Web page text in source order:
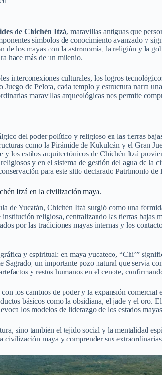
de Chichén Itzá, maravillas antiguas que
símbolos de conocimiento avanzado y
de los mayas con la astronomía, la religión y la
hace más de un milenio.
interconexiones culturales, los logros
Juego de Pelota, cada templo y estructura narra
maravillas arqueológicas nos permite
del poder político y religioso en las tierras
como la Pirámide de Kukulcán y el Gran
y los estilos arquitectónicos de Chichén Itzá
y en el sistema de gestión del agua de la
para este sitio declarado Patrimonio
Itzá en la civilización maya.
de Yucatán, Chichén Itzá surgió como una
religiosa, centralizando las tierras
por las tradiciones mayas internas y los
y espiritual: en maya yucateco, “Chi’”
Sagrado, un importante pozo natural que servía
y restos humanos en el cenote,
los cambios de poder y la expansión
básicos como la obsidiana, el jade y el
los modelos de liderazgo de los estados
sino también el tejido social y la mentalidad
civilización maya y comprender sus